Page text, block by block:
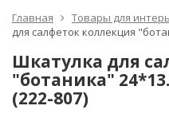
Главная Товары для
для салфеток коллекция
Шкатулка для
"ботаника"
(222-807)